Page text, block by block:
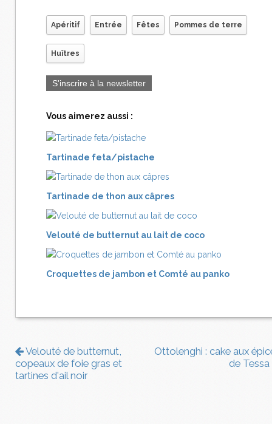
Apéritif Entrée Fêtes Pommes de terre
Huîtres
S'inscrire à la newsletter
Vous aimerez aussi :
Tartinade feta/pistache
Tartinade de thon aux câpres
Velouté de butternut au lait de coco
Croquettes de jambon et Comté au panko
Velouté de butternut,
copeaux de foie gras et
tartines d'ail noir
Ottolenghi : cake aux
de Tessa